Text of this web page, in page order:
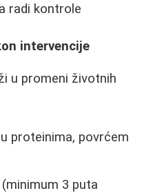
radi kontrole
intervencije
u promeni životnih
proteinima, povrćem
3 puta